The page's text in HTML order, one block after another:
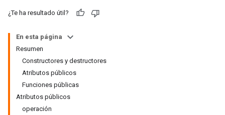
¿Te ha resultado útil?
En esta página
Resumen
Constructores y destructores
Atributos públicos
Funciones públicas
Atributos públicos
operación